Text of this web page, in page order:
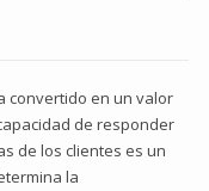
convertido en un valor
de responder
de los clientes es un
la